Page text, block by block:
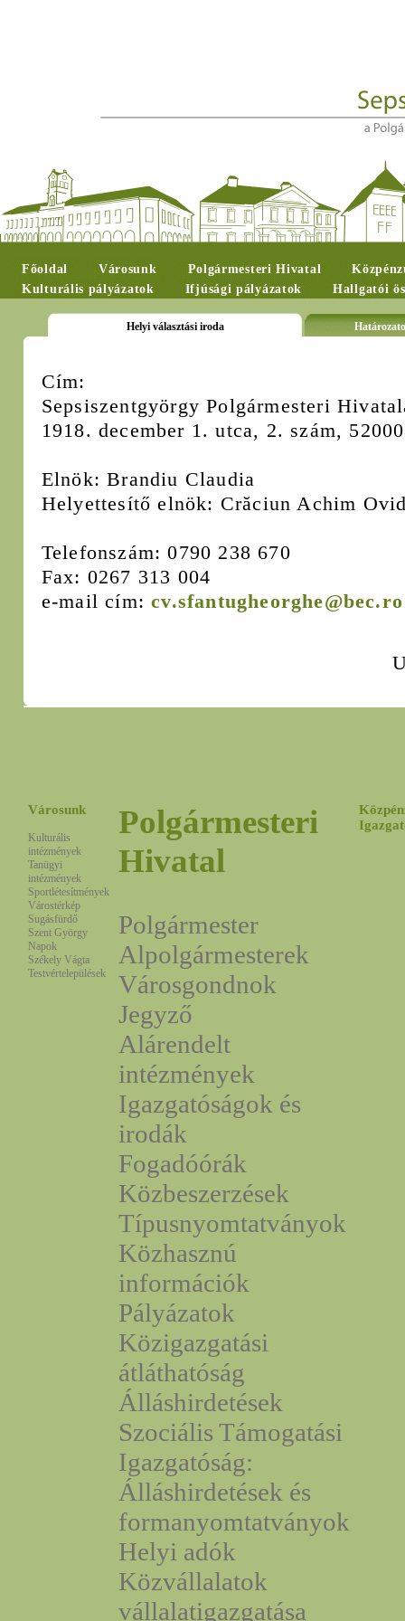
Főoldal Városunk Polgármesteri Hivatal
Kulturális pályázatok
Ifjúsági pályázatok Hallgatói
Helyi választási iroda
Cím:
Sepsiszentgyörgy Polgármesteri
1918. december 1. utca, 2. szám,
Elnök: Brandiu Claudia
Helyettesítő elnök: Crăciun Achim
Telefonszám: 0790 238 670
Fax: 0267 313 004
e-mail cím:cv.sfantugheorghe@bec.ro
Városunk
Kulturális
intézmények
Tanügyi
intézmények
Sportlétesítmények
Várostérkép
Sugásfürdő
Szent György
Napok
Székely Vágta
Testvértelepülések
Polgármesteri
Hivatal
Polgármester
Alpolgármesterek
Városgondnok
Jegyző
Alárendelt
intézmények
Igazgatóságok és
irodák
Fogadóórák
Közbeszerzések
Típusnyomtatványok
Közhasznú
információk
Pályázatok
Közigazgatási
átláthatóság
Álláshirdetések
Szociális Támogatási
Igazgatóság:
Álláshirdetések és
formanyomtatványok
Helyi adók
Közvállalatok
vállalatigazgatása